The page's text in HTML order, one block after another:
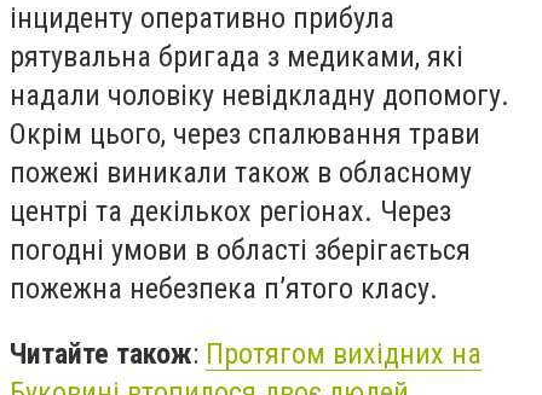
інциденту оперативно прибула
рятувальна бригада з медиками, які
надали чоловіку невідкладну допомогу.
Окрім цього, через спалювання трави
пожежі виникали також в обласному
центрі та декількох регіонах. Через
погодні умови в області зберігається
пожежна небезпека п’ятого класу.
Читайте також: Протягом вихідних на